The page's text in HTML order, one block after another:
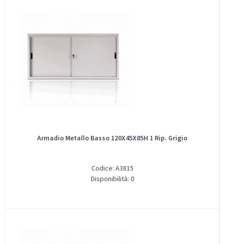
Armadio Metallo Basso 120X45X85H 1 Rip. Grigio
Codice: A3815
Disponibilità: 0